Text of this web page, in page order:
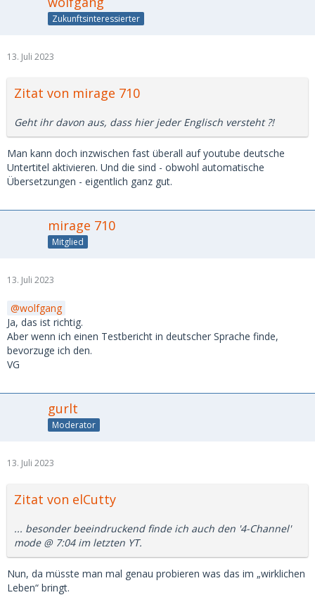
Zukunftsinteressierter
13. Juli 2023
Zitat von mirage 710
Geht ihr davon aus, dass hier jeder Englisch versteht ?!
Man kann doch inzwischen fast überall auf youtube deutsche
Untertitel aktivieren. Und die sind - obwohl automatische
Übersetzungen - eigentlich ganz gut.
mirage 710
Mitglied
13. Juli 2023
wolfgang
Ja, das ist richtig.
Aber wenn ich einen Testbericht in deutscher Sprache finde,
bevorzuge ich den.
VG
gurlt
Moderator
13. Juli 2023
Zitat von elCutty
... besonder beeindruckend finde ich auch den '4-Channel'
mode @ 7:04 im letzten YT.
Nun, da müsste man mal genau probieren was das im „wirklichen
Leben“ bringt.